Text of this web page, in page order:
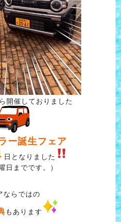
開催しておりました
ー誕生フェア
日となりました
までです。）
ならではの
もあります